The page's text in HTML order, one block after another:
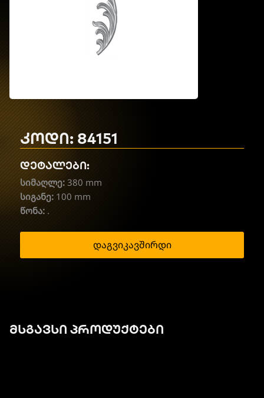
კოდი: 84151
დეტალები:
სიმაღლე: 380 mm
სიგანე: 100 mm
წონა: .
დაგვიკავშირდი
მსგავსი პროდუქტები